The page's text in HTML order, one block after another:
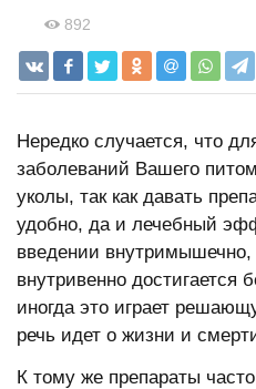
892
Нередко случается, что
заболеваний Вашего
уколы, так как давать
удобно, да и лечебный
введении внутримышечно,
внутривенно достигается
иногда это играет
речь идет о жизни и
К тому же препараты